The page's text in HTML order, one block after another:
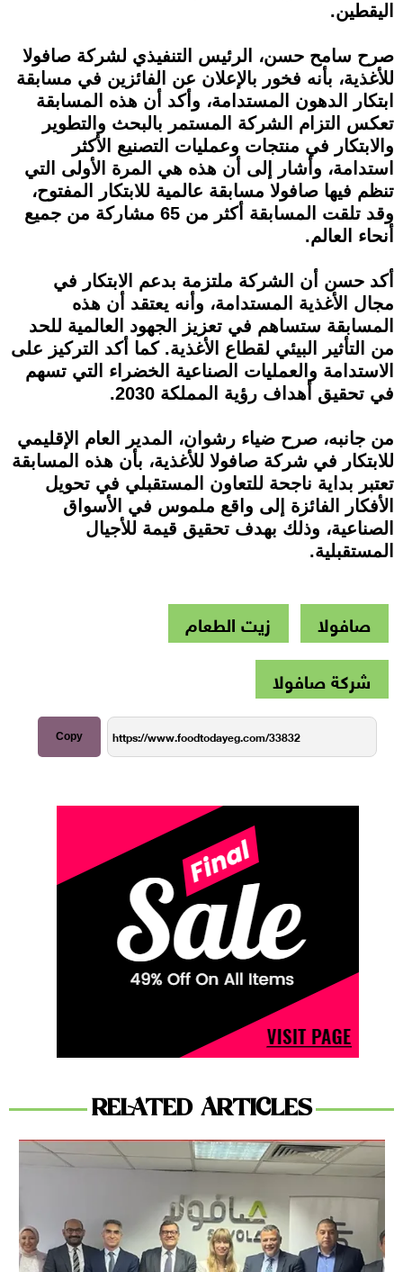
اليقطين.
صرح سامح حسن، الرئيس التنفيذي لشركة صافولا
للأغذية، بأنه فخور بالإعلان عن الفائزين في مسابقة
ابتكار الدهون المستدامة، وأكد أن هذه المسابقة
تعكس التزام الشركة المستمر بالبحث والتطوير
والابتكار في منتجات وعمليات التصنيع الأكثر
استدامة، وأشار إلى أن هذه هي المرة الأولى التي
تنظم فيها صافولا مسابقة عالمية للابتكار المفتوح،
وقد تلقت المسابقة أكثر من 65 مشاركة من جميع
أنحاء العالم.
أكد حسن أن الشركة ملتزمة بدعم الابتكار في
مجال الأغذية المستدامة، وأنه يعتقد أن هذه
المسابقة ستساهم في تعزيز الجهود العالمية للحد
من التأثير البيئي لقطاع الأغذية. كما أكد التركيز على
الاستدامة والعمليات الصناعية الخضراء التي تسهم
في تحقيق أهداف رؤية المملكة 2030.
من جانبه، صرح ضياء رشوان، المدير العام الإقليمي
للابتكار في شركة صافولا للأغذية، بأن هذه المسابقة
تعتبر بداية ناجحة للتعاون المستقبلي في تحويل
الأفكار الفائزة إلى واقع ملموس في الأسواق
الصناعية، وذلك بهدف تحقيق قيمة للأجيال
المستقبلية.
صافولا
زيت الطعام
شركة صافولا
Copy
RELATED ARTICLES